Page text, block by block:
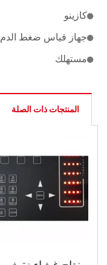
كازينو
جهاز قياس ضغط الدم
مستهلك
المنتجات ذات الصلة